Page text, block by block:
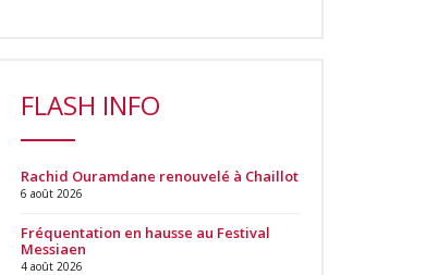
FLASH INFO
Rachid Ouramdane renouvelé à Chaillot
6 août 2026
Fréquentation en hausse au Festival
Messiaen
4 août 2026